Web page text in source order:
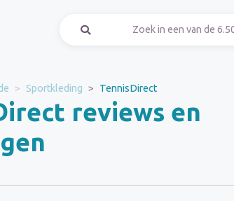
Sportkleding TennisDirect
reviews en